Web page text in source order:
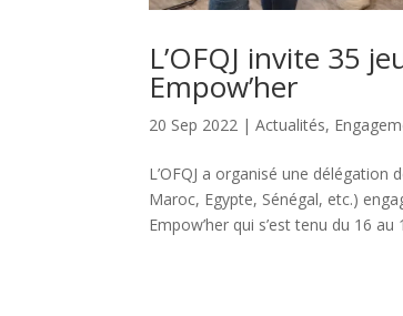
L’OFQJ invite 35
Empow’her
20 Sep 2022 |Actualités,
L’OFQJ a organisé une
Maroc, Egypte, Sénégal, etc.)
Empow’her qui s’est tenu du 16